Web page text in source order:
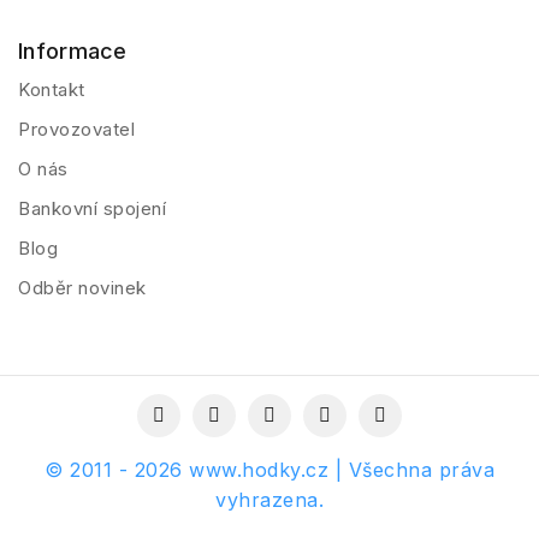
Informace
Kontakt
Provozovatel
O nás
Bankovní spojení
Blog
Odběr novinek
© 2011 - 2026 www.hodky.cz | Všechna práva
vyhrazena.